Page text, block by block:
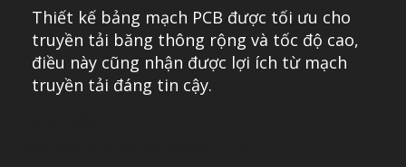
Thiết kế bảng mạch PCB được tối ưu cho
truyền tải băng thông rộng và tốc độ cao,
điều này cũng nhận được lợi ích từ mạch
truyền tải đáng tin cậy.